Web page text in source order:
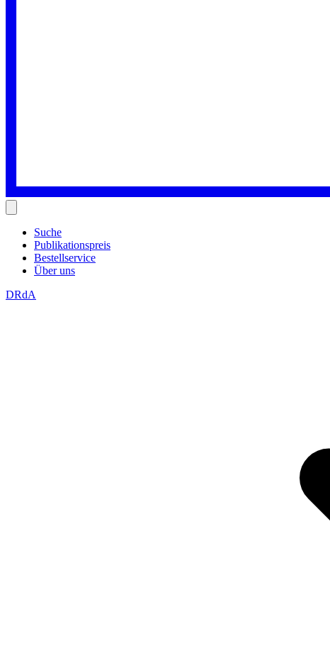
Suche
Publikationspreis
Bestellservice
Über uns
DRdA